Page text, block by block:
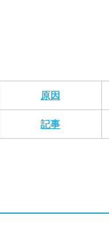
原因
記事